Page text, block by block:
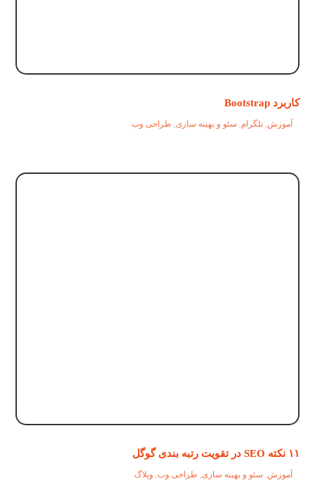
کاربرد Bootstrap
آموزش,تلگرام, سئو و بهینه سازی, طراحی وب
۱۱ نکته SEO در تقویت رتبه بندی گوگل
آموزش سئو و بهینه سازی طراحی وب وبلاگ